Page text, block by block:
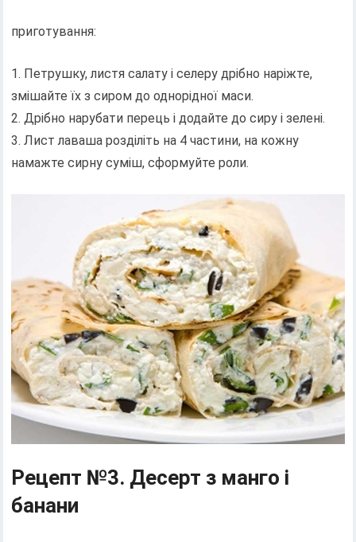
приготування:
1. Петрушку, листя салату і селеру дрібно наріжте,
змішайте їх з сиром до однорідної маси.
2. Дрібно нарубати перець і додайте до сиру і зелені.
3. Лист лаваша розділіть на 4 частини, на кожну
намажте сирну суміш, сформуйте роли.
Рецепт №3. Десерт з манго і
банани